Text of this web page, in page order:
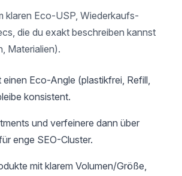
klaren Eco-USP, Wiederkaufs-
die du exakt beschreiben kannst
Materialien).
einen Eco-Angle (plastikfrei, Refill,
konsistent.
und verfeinere dann über
enge SEO-Cluster.
mit klarem Volumen/Größe,